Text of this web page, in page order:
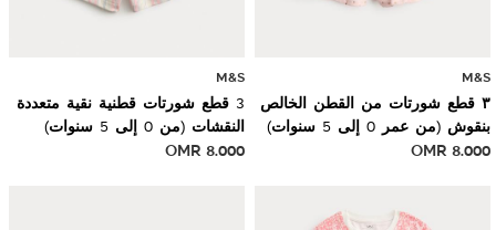
M&S
٣ قطع شورتات من القطن الخالص
بنقوش (من عمر 0 إلى 5 سنوات)
OMR 8.000
M&S
3 قطع شورتات قطنية نقية متعددة
النقشات (من 0 إلى 5 سنوات)
OMR8.000